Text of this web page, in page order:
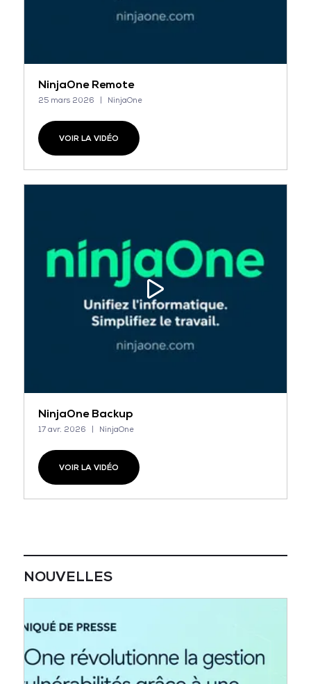
NinjaOne Remote
25 mars 2026 NinjaOne
VOIR LA VIDÉO
NinjaOne Backup
17 avr. 2026 NinjaOne
VOIR LA VIDÉO
NOUVELLES